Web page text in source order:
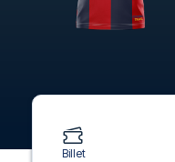
Billet